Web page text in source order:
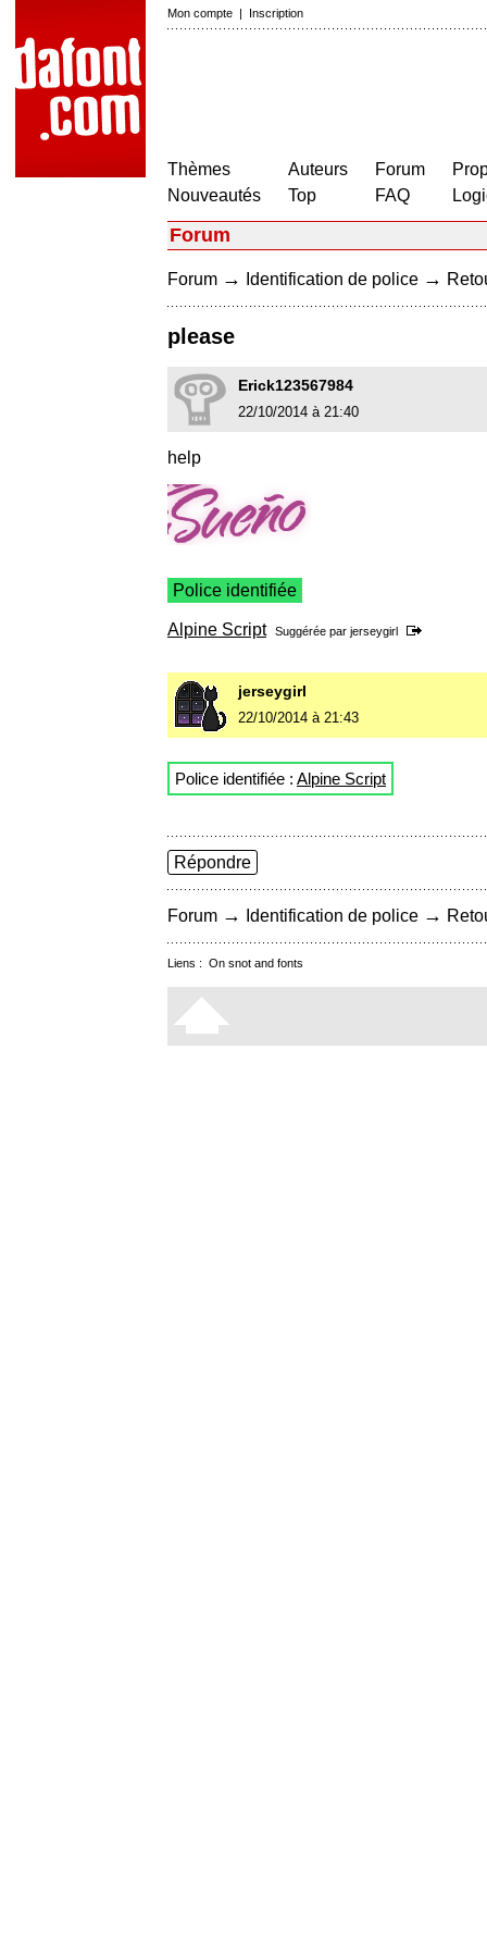
Mon compte | Inscription
Thèmes
Nouveautés
Auteurs
Top
Forum
FAQ
Forum
Forum → Identification de police →
please
Erick123567984
22/10/2014 à 21:40
help
Police identifiée
Alpine Script Suggérée par jerseygirl
jerseygirl
22/10/2014 à 21:43
Police identifiée : Alpine Script
Répondre
Forum → Identification de police →
Liens : On snot and fonts